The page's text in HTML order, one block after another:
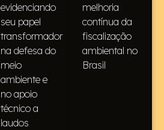
evidenciando
seu papel
transformador
na defesa do
meio
ambiente e
no apoio
técnico a
laudos
melhoria
contínua da
fiscalização
ambiental no
Brasil